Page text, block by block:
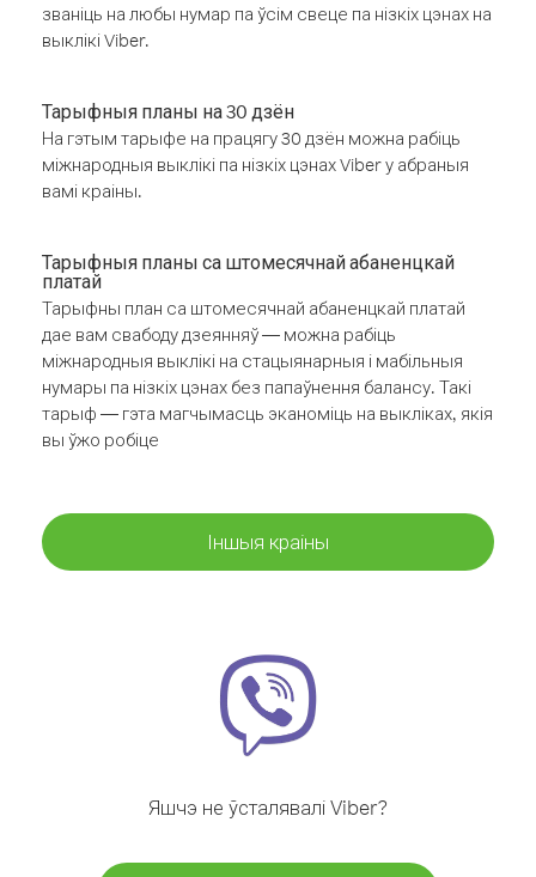
званіць на любы нумар па ўсім свеце па нізкіх цэнах на
выклікі Viber.
Тарыфныя планы на 30 дзён
На гэтым тарыфе на працягу 30 дзён можна рабіць
міжнародныя выклікі па нізкіх цэнах Viber у абраныя
вамі краіны.
Тарыфныя планы са штомесячнай абаненцкай
платай
Тарыфны план са штомесячнай абаненцкай платай
дае вам свабоду дзеянняў — можна рабіць
міжнародныя выклікі на стацыянарныя і мабільныя
нумары па нізкіх цэнах без папаўнення балансу. Такі
тарыф — гэта магчымасць эканоміць на выкліках, якія
вы ўжо робіце
Іншыя краіны
Яшчэ не ўсталявалі Viber?